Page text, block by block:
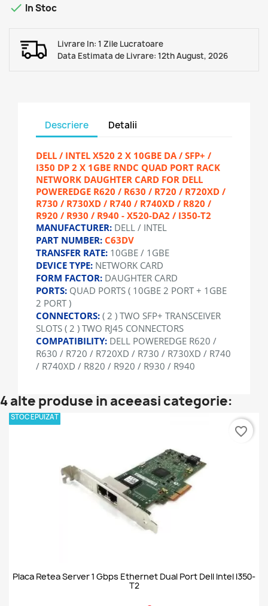
 In Stoc
Livrare In: 1 Zile Lucratoare
Data Estimata de Livrare: 12th August, 2026
Descriere Detalii
DELL / INTEL X520 2 X 10GBE DA / SFP+ /
I350 DP 2 X 1GBE RNDC QUAD PORT RACK
NETWORK DAUGHTER CARD FOR DELL
POWEREDGE R620 / R630 / R720 / R720XD /
R730 / R730XD / R740 / R740XD / R820 /
R920 / R930 / R940 - X520-DA2 / I350-T2
MANUFACTURER: DELL / INTEL
PART NUMBER: C63DV
TRANSFER RATE: 10GBE / 1GBE
DEVICE TYPE: NETWORK CARD
FORM FACTOR: DAUGHTER CARD
PORTS: QUAD PORTS ( 10GBE 2 PORT + 1GBE
2 PORT )
CONNECTORS: ( 2 ) TWO SFP+ TRANSCEIVER
SLOTS ( 2 ) TWO RJ45 CONNECTORS
COMPATIBILITY: DELL POWEREDGE R620 /
R630 / R720 / R720XD / R730 / R730XD / R740
/ R740XD / R820 / R920 / R930 / R940
4 alte produse in aceeasi categorie:
Placa Retea Server 1 Gbps Ethernet Dual Port Dell Intel I350-
T2
STOC EPUIZAT
favorite_border